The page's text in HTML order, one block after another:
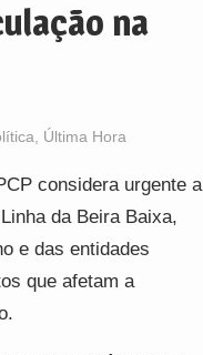
na
Última Hora
considera urgente a
da Beira Baixa,
e das entidades
que afetam a